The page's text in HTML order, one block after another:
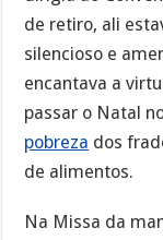
de retiro, ali
silencioso e
encantava a
passar o Natal
pobreza dos
de alimentos.
Na Missa da